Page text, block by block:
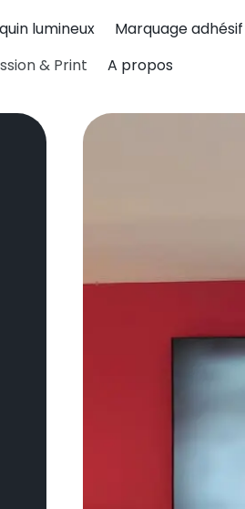
lumineux Marquage adhésif
& Print
A propos